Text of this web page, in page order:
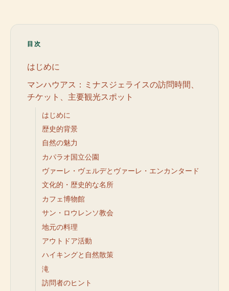
目次
はじめに
マンハウアス：ミナスジェライスの訪問時間、
チケット、主要観光スポット
はじめに
歴史的背景
自然の魅力
カパラオ国立公園
ヴァーレ・ヴェルデとヴァーレ・エンカンタード
文化的・歴史的な名所
カフェ博物館
サン・ロウレンソ教会
地元の料理
アウトドア活動
ハイキングと自然散策
滝
訪問者のヒント